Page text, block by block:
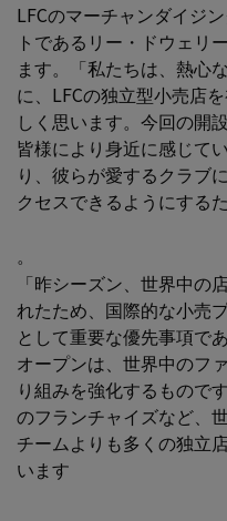
LFCのマーチャンダイジ
トであるリー・ドウェリ
ます。「私たちは、熱心
に、LFCの独立型小売店
しく思います。今回の開
皆様により身近に感じて
り、彼らが愛するクラブ
クセスできるようにする
。
「昨シーズン、世界中の
れたため、国際的な小売
として重要な優先事項で
オープンは、世界中のフ
り組みを強化するもので
のフランチャイズなど、
チームよりも多くの独立
います